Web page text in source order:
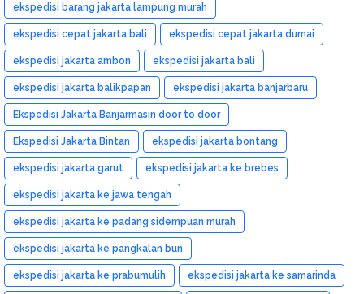
ekspedisi barang jakarta lampung murah
ekspedisi cepat jakarta bali ekspedisi cepat jakarta dumai
ekspedisi jakarta ambon ekspedisi jakarta bali
ekspedisi jakarta balikpapan ekspedisi jakarta banjarbaru
Ekspedisi Jakarta Banjarmasin door to door
Ekspedisi Jakarta Bintan ekspedisi jakarta bontang
ekspedisi jakarta garut ekspedisi jakarta ke brebes
ekspedisi jakarta ke jawa tengah
ekspedisi jakarta ke padang sidempuan murah
ekspedisi jakarta ke pangkalan bun
ekspedisi jakarta ke prabumulih ekspedisi jakarta ke samarinda